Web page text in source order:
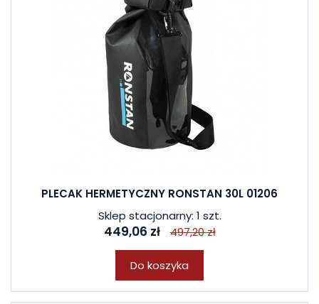
PLECAK HERMETYCZNY RONSTAN 30L 01206
Sklep stacjonarny: 1 szt.
449,06 zł 497,20 zł
Do koszyka